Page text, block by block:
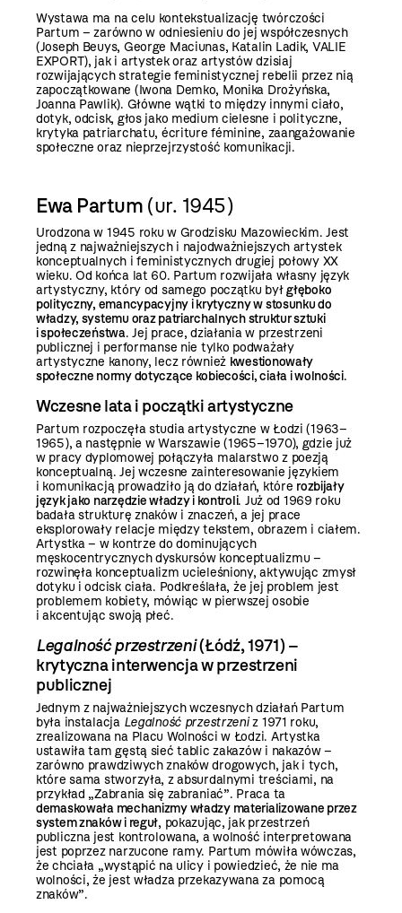
Wystawa ma na celu kontekstualizację twórczości
Partum – zarówno w odniesieniu do jej współczesnych
(Joseph Beuys, George Maciunas, Katalin Ladik, VALIE
EXPORT), jak i artystek oraz artystów dzisiaj
rozwijających strategie feministycznej rebelii przez nią
zapoczątkowane (Iwona Demko, Monika Drożyńska,
Joanna Pawlik). Główne wątki to między innymi ciało,
dotyk, odcisk, głos jako medium cielesne i polityczne,
krytyka patriarchatu, écriture féminine, zaangażowanie
społeczne oraz nieprzejrzystość komunikacji.
Ewa Partum (ur. 1945)
Urodzona w 1945 roku w Grodzisku Mazowieckim. Jest
jedną z najważniejszych i najodważniejszych artystek
konceptualnych i feministycznych drugiej połowy XX
wieku. Od końca lat 60. Partum rozwijała własny język
artystyczny, który od samego początku byłgłęboko
polityczny, emancypacyjny i krytyczny w stosunku do
władzy, systemu oraz patriarchalnych struktur sztuki
i społeczeństwa. Jej prace, działania w przestrzeni
publicznej i performanse nie tylko podważały
artystyczne kanony, lecz również kwestionowały
społeczne normy dotyczące kobiecości, ciała i wolności.
Wczesne lata i początki artystyczne
Partum rozpoczęła studia artystyczne w Łodzi (1963–
1965), a następnie w Warszawie (1965–1970), gdzie już
w pracy dyplomowej połączyła malarstwo z poezją
konceptualną. Jej wczesne zainteresowanie językiem
i komunikacją prowadziło ją do działań, które rozbijały
język jako narzędzie władzy i kontroli. Już od 1969 roku
badała strukturę znaków i znaczeń, a jej prace
eksplorowały relacje między tekstem, obrazem i ciałem.
Artystka – w kontrze do dominujących
męskocentrycznych dyskursów konceptualizmu –
rozwinęła konceptualizm ucieleśniony, aktywując zmysł
dotyku i odcisk ciała. Podkreślała, że jej problem jest
problemem kobiety, mówiąc w pierwszej osobie
i akcentując swoją płeć.
Legalność przestrzeni(Łódź, 1971) –
krytyczna interwencja w przestrzeni
publicznej
Jednym z najważniejszych wczesnych działań Partum
była instalacja Legalność przestrzeniz 1971 roku,
zrealizowana na Placu Wolności w Łodzi. Artystka
ustawiła tam gęstą sieć tablic zakazów i nakazów –
zarówno prawdziwych znaków drogowych, jak i tych,
które sama stworzyła, z absurdalnymi treściami, na
przykład „Zabrania się zabraniać”. Praca ta
demaskowała mechanizmy władzy materializowane przez
system znaków i reguł, pokazując, jak przestrzeń
publiczna jest kontrolowana, a wolność interpretowana
jest poprzez narzucone ramy. Partum mówiła wówczas,
że chciała „wystąpić na ulicy i powiedzieć, że nie ma
wolności, że jest władza przekazywana za pomocą
znaków”.